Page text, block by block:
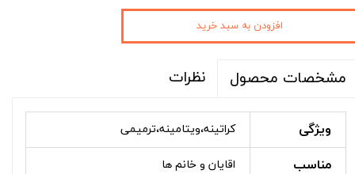
افزودن به سبد خرید
مشخصات محصول نظرات
ویژگی کراتینه،ویتامینه،ترمیمی
مناسب اقایان و خانم ها